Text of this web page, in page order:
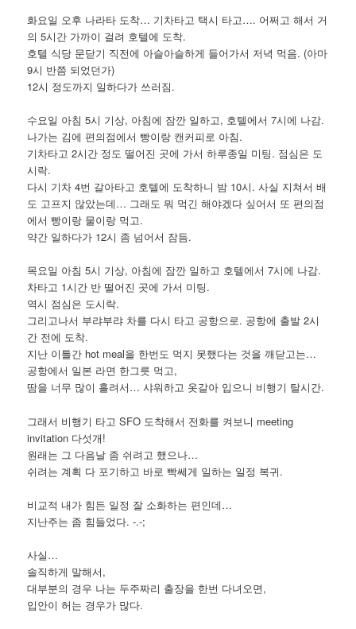
화요일 오후 나라타 도착… 기차타고 택시 타고…. 어쩌고 해서 거
의 5시간 가까이 걸려 호텔에 도착.
호텔 식당 문닫기 직전에 아슬아슬하게 들어가서 저녁 먹음. (아마
9시 반쯤 되었던가)
12시 정도까지 일하다가 쓰러짐.
수요일 아침 5시 기상, 아침에 잠깐 일하고, 호텔에서 7시에 나감.
나가는 김에 편의점에서 빵이랑 캔커피로 아침.
기차타고 2시간 정도 떨어진 곳에 가서 하루종일 미팅. 점심은 도
시락.
다시 기차 4번 갈아타고 호텔에 도착하니 밤 10시. 사실 지쳐서 배
도 고프지 않았는데… 그래도 뭐 먹긴 해야겠다 싶어서 또 편의점
에서 빵이랑 물이랑 먹고.
약간 일하다가 12시 좀 넘어서 잠듬.
목요일 아침 5시 기상, 아침에 잠깐 일하고 호텔에서 7시에 나감.
차타고 1시간 반 떨어진 곳에 가서 미팅.
역시 점심은 도시락.
그리고나서 부랴부랴 차를 다시 타고 공항으로. 공항에 출발 2시
간 전에 도착.
지난 이틀간 hot meal을 한번도 먹지 못했다는 것을 깨닫고는…
공항에서 일본 라면 한그릇 먹고,
땀을 너무 많이 흘려서… 샤워하고 옷갈아 입으니 비행기 탈시간.
그래서 비행기 타고 SFO 도착해서 전화를 켜보니 meeting
invitation 다섯개!
원래는 그 다음날 좀 쉬려고 했으나…
쉬려는 계획 다 포기하고 바로 빡쎄게 일하는 일정 복귀.
비교적 내가 힘든 일정 잘 소화하는 편인데…
지난주는 좀 힘들었다. -.-;
사실…
솔직하게 말해서,
대부분의 경우 나는 두주짜리 출장을 한번 다녀오면,
입안이 허는 경우가 많다.